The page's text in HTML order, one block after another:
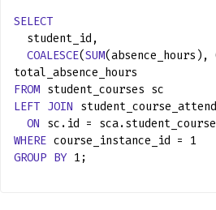
SELECT
student_id,
COALESCE(SUM
total_absence_hours
FROM student_courses sc
LEFT JOIN
ON sc.id =
WHERE course_instance_id = 1
GROUP BY 1;